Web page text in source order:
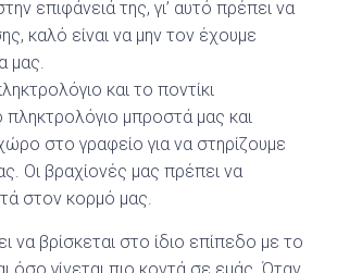
επιφάνειά της, γι’ αυτό πρέπει να
καλό είναι να μην τον έχουμε
μας.
και το ποντίκι
μπροστά μας και
στο γραφείο για να στηρίζουμε
Οι βραχίονές μας πρέπει να
στον κορμό μας.
να βρίσκεται στο ίδιο επίπεδο με το